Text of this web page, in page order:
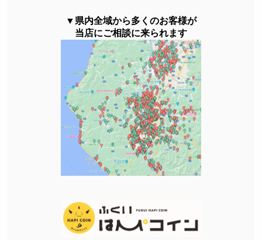
▼県内全域から多くのお客様が
当店にご相談に来られます